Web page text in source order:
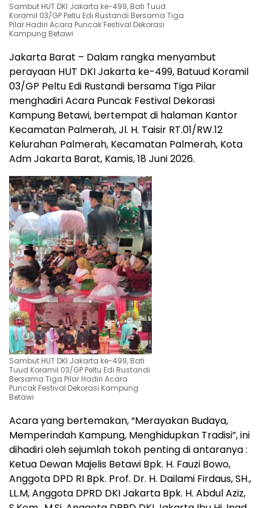
Sambut HUT DKI Jakarta ke-499, Bati Tuud
Koramil 03/GP Peltu Edi Rustandi Bersama Tiga
Pilar Hadiri Acara Puncak Festival Dekorasi
Kampung Betawi
Jakarta Barat – Dalam rangka menyambut
perayaan HUT DKI Jakarta ke-499, Batuud Koramil
03/GP Peltu Edi Rustandi bersama Tiga Pilar
menghadiri Acara Puncak Festival Dekorasi
Kampung Betawi, bertempat di halaman Kantor
Kecamatan Palmerah, Jl. H. Taisir RT.01/RW.12
Kelurahan Palmerah, Kecamatan Palmerah, Kota
Adm Jakarta Barat, Kamis, 18 Juni 2026.
Sambut HUT DKI Jakarta ke-499, Bati
Tuud Koramil 03/GP Peltu Edi Rustandi
Bersama Tiga Pilar Hadiri Acara
Puncak Festival Dekorasi Kampung
Betawi
Acara yang bertemakan, “Merayakan Budaya,
Memperindah Kampung, Menghidupkan Tradisi”, ini
dihadiri oleh sejumlah tokoh penting di antaranya :
Ketua Dewan Majelis Betawi Bpk. H. Fauzi Bowo,
Anggota DPD RI Bpk. Prof. Dr. H. Dailami Firdaus, SH.,
LL.M, Anggota DPRD DKI Jakarta Bpk. H. Abdul Aziz,